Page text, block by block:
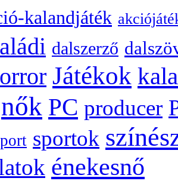
kalandjáték
dalszerző
Játékok
nők PC producer
sportok
énekesnő